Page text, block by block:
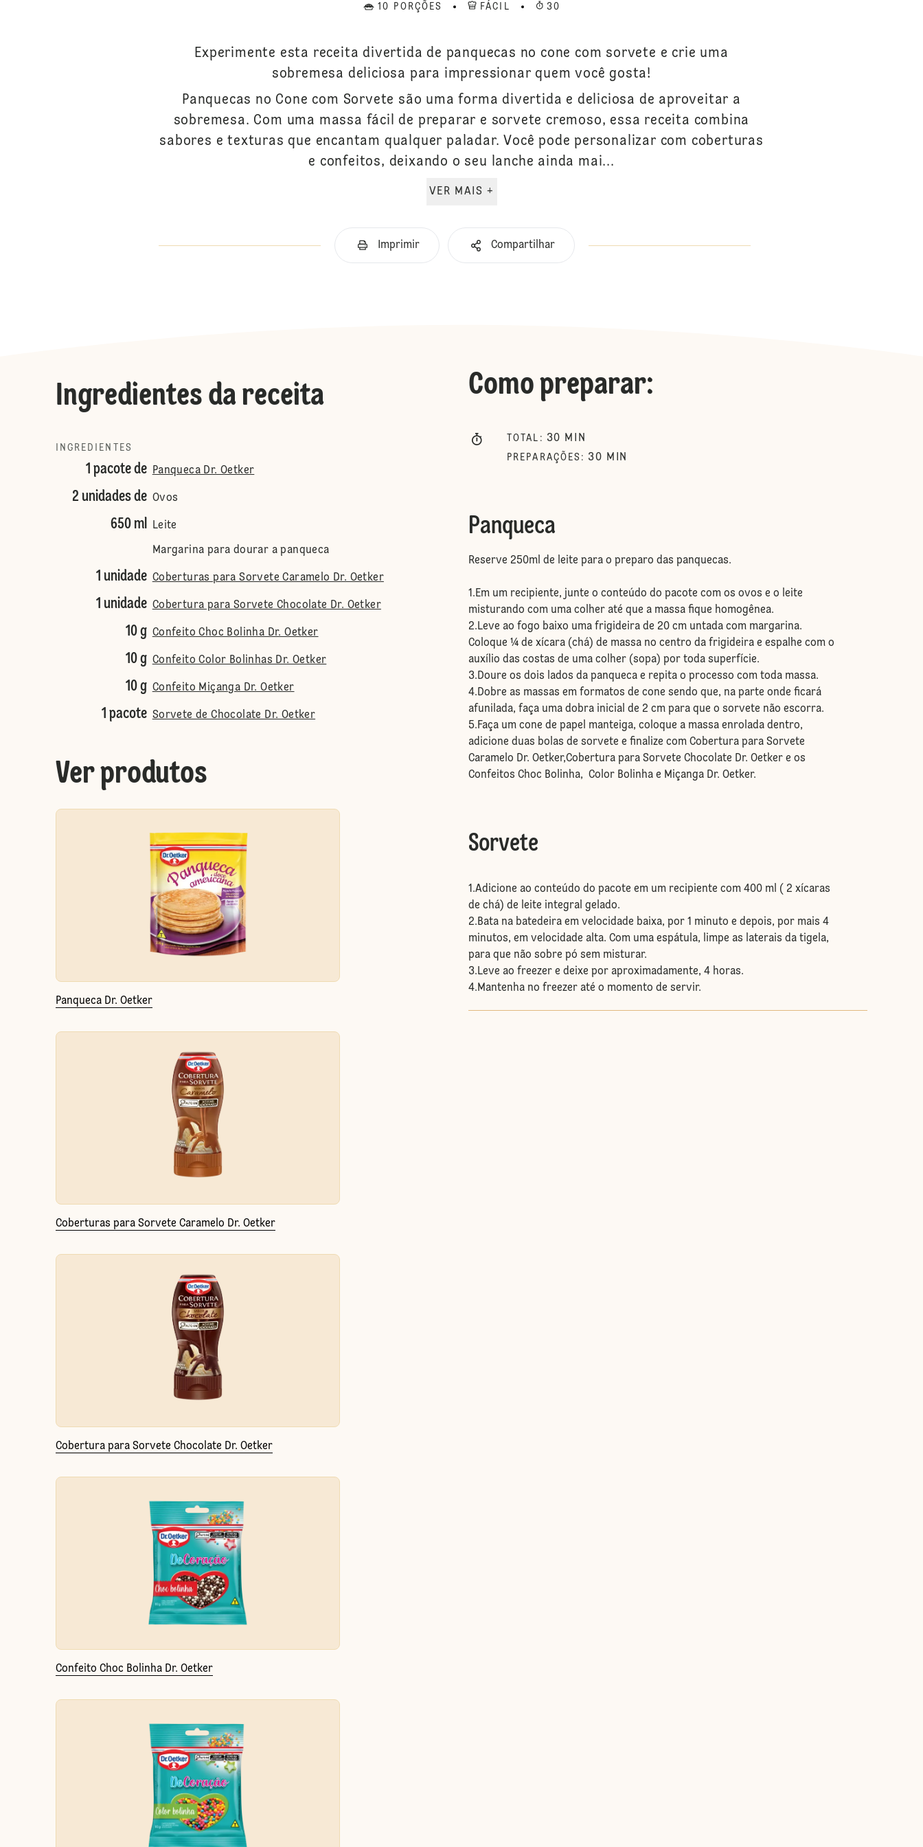
10 PORÇÕES FÁCIL 30
Experimente esta receita divertida de panquecas no cone com sorvete e crie uma
sobremesa deliciosa para impressionar quem você gosta!
Panquecas no Cone com Sorvete são uma forma divertida e deliciosa de aproveitar a
sobremesa. Com uma massa fácil de preparar e sorvete cremoso, essa receita combina
sabores e texturas que encantam qualquer paladar. Você pode personalizar com coberturas
e confeitos, deixando o seu lanche ainda mai...
VER MAIS +
Imprimir Compartilhar
Ingredientes da receita
INGREDIENTES
1 pacote de Panqueca Dr. Oetker
2 unidades de Ovos
650 ml Leite
Margarina para dourar a panqueca
1 unidade Coberturas para Sorvete Caramelo Dr. Oetker
1 unidade Cobertura para Sorvete Chocolate Dr. Oetker
10 g Confeito Choc Bolinha Dr. Oetker
10 g Confeito Color Bolinhas Dr. Oetker
10 g Confeito Miçanga Dr. Oetker
1 pacote Sorvete de Chocolate Dr. Oetker
Ver produtos
Panqueca Dr. Oetker
Coberturas para Sorvete Caramelo Dr. Oetker
Cobertura para Sorvete Chocolate Dr. Oetker
Confeito Choc Bolinha Dr. Oetker
Como preparar:
TOTAL : 30 MIN
PREPARAÇÕES : 30 MIN
Panqueca
Reserve 250ml de leite para o preparo das panquecas.
1.Em um recipiente, junte o conteúdo do pacote com os ovos e o leite
misturando com uma colher até que a massa fique homogênea.
2.Leve ao fogo baixo uma frigideira de 20 cm untada com margarina.
Coloque ¼ de xícara (chá) de massa no centro da frigideira e espalhe com o
auxílio das costas de uma colher (sopa) por toda superfície.
3.Doure os dois lados da panqueca e repita o processo com toda massa.
4.Dobre as massas em formatos de cone sendo que, na parte onde ficará
afunilada, faça uma dobra inicial de 2 cm para que o sorvete não escorra.
5.Faça um cone de papel manteiga, coloque a massa enrolada dentro,
adicione duas bolas de sorvete e finalize com Cobertura para Sorvete
Caramelo Dr. Oetker,Cobertura para Sorvete Chocolate Dr. Oetker e os
Confeitos Choc Bolinha, Color Bolinha e Miçanga Dr. Oetker.
Sorvete
1.Adicione ao conteúdo do pacote em um recipiente com 400 ml ( 2 xícaras
de chá) de leite integral gelado.
2.Bata na batedeira em velocidade baixa, por 1 minuto e depois, por mais 4
minutos, em velocidade alta. Com uma espátula, limpe as laterais da tigela,
para que não sobre pó sem misturar.
3.Leve ao freezer e deixe por aproximadamente, 4 horas.
4.Mantenha no freezer até o momento de servir.